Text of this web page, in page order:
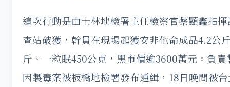
這次行動是由士林地檢署主任檢察官蔡顯鑫指
查站破獲，幹員在現場起獲安非他命成品4.2公
斤、一粒眠450公克，黑市價逾3600萬元。負
因製毒案被板橋地檢署發布通緝，18日晚間被